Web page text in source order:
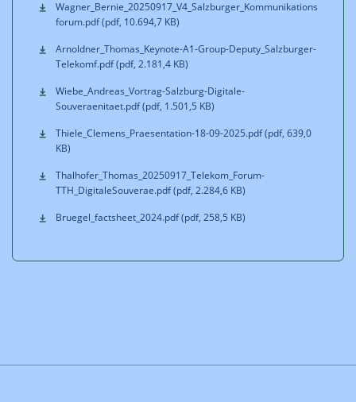
Wagner_Bernie_20250917_V4_Salzburger_Kommunikations
forum.pdf (pdf, 10.694,7 KB)
Arnoldner_Thomas_Keynote-A1-Group-Deputy_Salzburger-
Telekomf.pdf (pdf, 2.181,4 KB)
Wiebe_Andreas_Vortrag-Salzburg-Digitale-
Souveraenitaet.pdf (pdf, 1.501,5 KB)
Thiele_Clemens_Praesentation-18-09-2025.pdf (pdf, 639,0
KB)
Thalhofer_Thomas_20250917_Telekom_Forum-
TTH_DigitaleSouverae.pdf (pdf, 2.284,6 KB)
Bruegel_factsheet_2024.pdf (pdf, 258,5 KB)